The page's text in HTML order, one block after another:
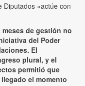
Diputados «actúe con
de gestión no
del Poder
El
plural, y el
permitió que
el momento